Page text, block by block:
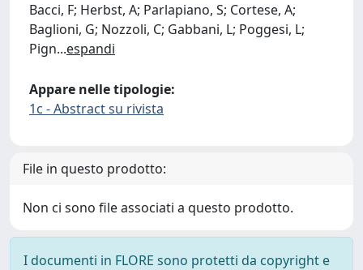
Bacci, F; Herbst, A; Parlapiano, S; Cortese, A;
Baglioni, G; Nozzoli, C; Gabbani, L; Poggesi, L;
Pign...espandi
Appare nelle tipologie:
1c - Abstract su rivista
File in questo prodotto:
Non ci sono file associati a questo prodotto.
I documenti in FLORE sono protetti da copyright e